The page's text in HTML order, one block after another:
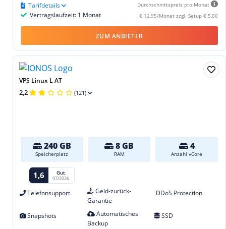
Durchschnittspreis pro Monat
€ 12,95/Monat zzgl. Setup € 5,00
Vertragslaufzeit: 1 Monat
Tarifdetails
ZUM ANBIETER
VPS Linux L AT
2,2 (121)
240 GB
Speicherplatz
8 GB
RAM
4
Anzahl vCore
1,6 Gut
07/2026
Telefonsupport
Geld-zurück-
Garantie
DDoS Protection
Snapshots
Automatisches
Backup
SSD